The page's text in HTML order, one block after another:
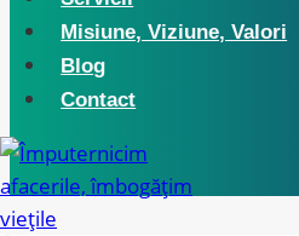
Misiune, Viziune, Valori
Blog
Contact